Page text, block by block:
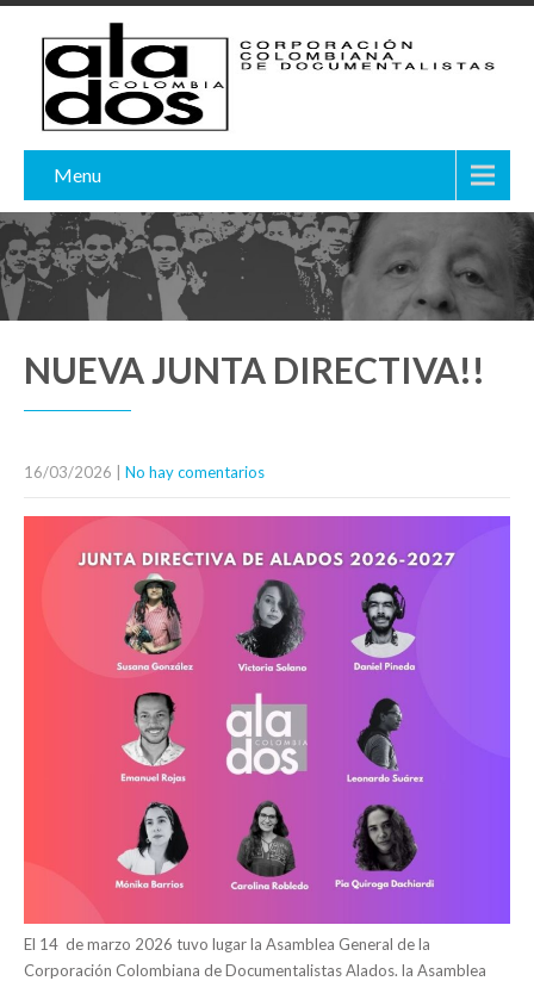
Menu
NUEVA JUNTA DIRECTIVA!!
16/03/2026 | No hay comentarios
El 14 de marzo 2026 tuvo lugar la Asamblea General de la
Corporación Colombiana de Documentalistas Alados. la Asamblea